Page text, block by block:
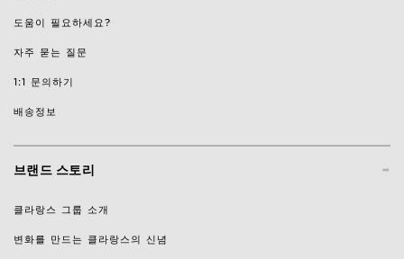
도움이 필요하세요?
자주 묻는 질문
1:1 문의하기
배송정보
-
브랜드 스토리
클라랑스 그룹 소개
변화를 만드는 클라랑스의 신념